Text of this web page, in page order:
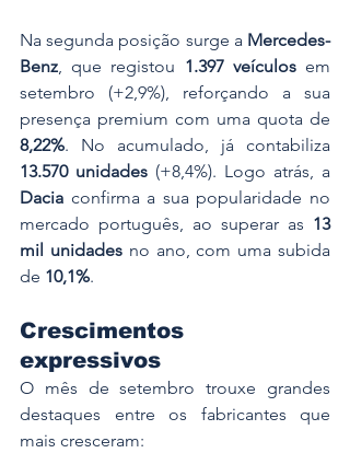
Na segunda posição surge a Mercedes-
Benz, que registou 1.397 veículos em
setembro (+2,9%), reforçando a sua
8,22%
13.570 unidades
Dacia confirma a sua popularidade no
mercado português, ao superar as 13
mil unidades no ano, com uma subida
de 10,1%.
Crescimentos
expressivos
O mês de setembro trouxe grandes
destaques entre os fabricantes que
mais cresceram: